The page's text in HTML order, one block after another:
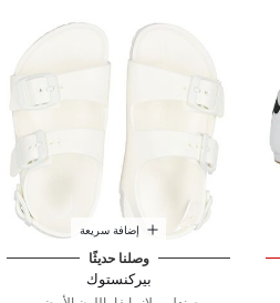
إضافة سريعة
وصلنا حديثًا
بيركنستوك